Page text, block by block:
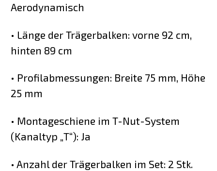
Aerodynamisch
• Länge der Trägerbalken: vorne 92 cm,
hinten 89 cm
• Profilabmessungen: Breite 75 mm, Höhe
25 mm
• Montageschiene im T-Nut-System
(Kanaltyp „T“): Ja
• Anzahl der Trägerbalken im Set: 2 Stk.